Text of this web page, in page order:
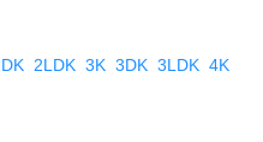
2LDK 3K 3DK 3LDK 4K